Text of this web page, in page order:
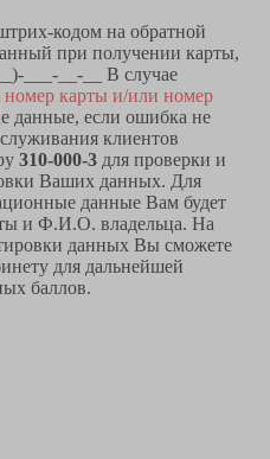
кодом на обратной
при получении карты,
___-__-__ В случае
карты и/или номер
данные, если ошибка не
клиентов
310-000-3 для проверки и
Ваших данных. Для
данные Вам будет
и Ф.И.О. владельца. На
данных Вы сможете
для дальнейшей
баллов.